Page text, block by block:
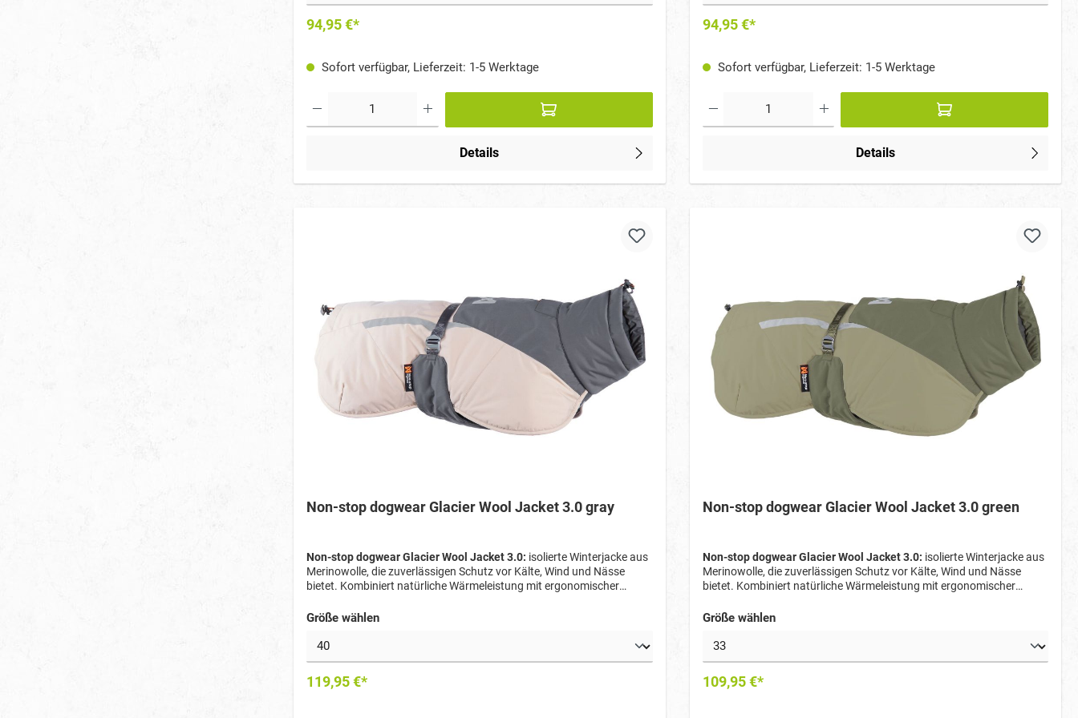
94,95 €*
Sofort verfügbar, Lieferzeit: 1-5 Werktage
Details
94,95 €*
Sofort verfügbar, Lieferzeit: 1-5 Werktage
Details
Non-stop dogwear Glacier Wool Jacket 3.0 gray
Non-stop dogwear Glacier Wool Jacket 3.0: isolierte Winterjacke aus
Merinowolle, die zuverlässigen Schutz vor Kälte, Wind und Nässe
bietet. Kombiniert natürliche Wärmeleistung mit ergonomischer
Größe wählen
119,95 €*
Non-stop dogwear Glacier Wool Jacket 3.0 green
Non-stop dogwear Glacier Wool Jacket 3.0: isolierte Winterjacke aus
Merinowolle, die zuverlässigen Schutz vor Kälte, Wind und Nässe
bietet. Kombiniert natürliche Wärmeleistung mit ergonomischer
Größe wählen
109,95 €*